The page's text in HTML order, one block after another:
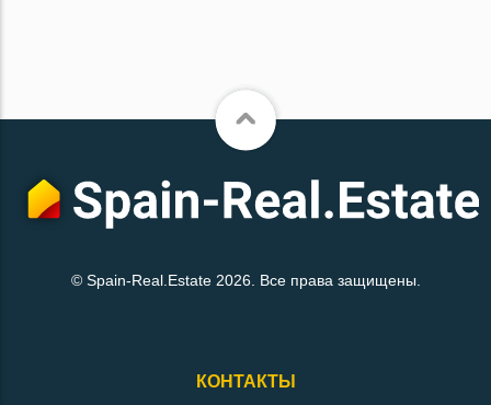
© Spain-Real.Estate 2026. Все права защищены.
КОНТАКТЫ